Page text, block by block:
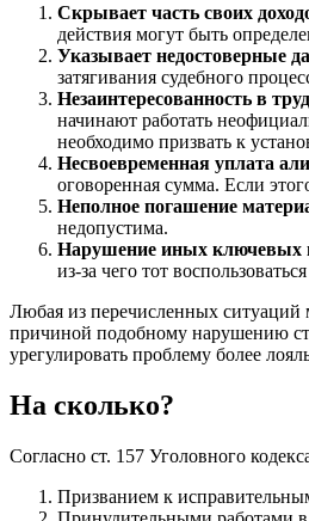
Скрывает часть своих
действия могут быть
Указывает недостоверные
затягивания судебного
Незаинтересованность в
начинают работать
необходимо призвать к
Несвоевременная уплата
оговоренная сумма. Если
Неполное погашение
недопустима.
Нарушение иных ключевых
из-за чего тот
Любая из перечисленных ситуаций
причиной подобному нарушению
урегулировать проблему более
На сколько?
Согласно ст. 157 Уголовного
Призванием к